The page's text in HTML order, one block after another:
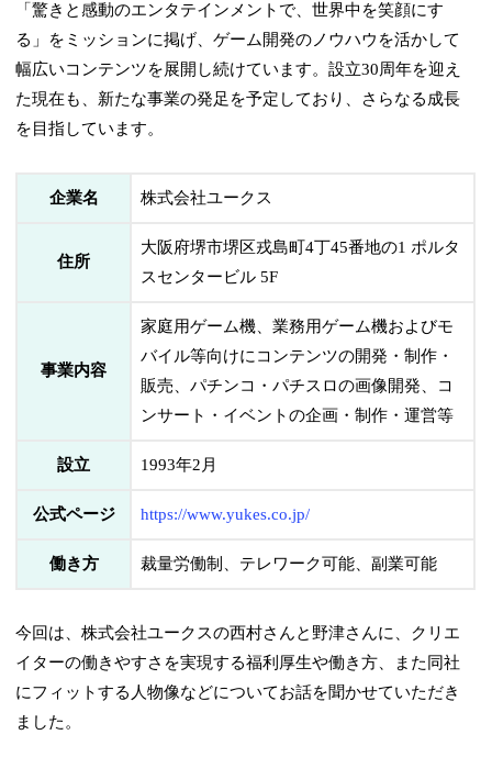
「驚きと感動のエンタテインメントで、世界中を笑顔にす
る」をミッションに掲げ、ゲーム開発のノウハウを活かして
幅広いコンテンツを展開し続けています。設立30周年を迎え
た現在も、新たな事業の発足を予定しており、さらなる成長
を目指しています。
企業名 株式会社ユークス
住所
大阪府堺市堺区戎島町4丁45番地の1 ポルタ
スセンタービル 5F
事業内容
家庭用ゲーム機、業務用ゲーム機およびモ
バイル等向けにコンテンツの開発・制作・
販売、パチンコ・パチスロの画像開発、コ
ンサート・イベントの企画・制作・運営等
設立 1993年2月
公式ページ https://www.yukes.co.jp/
働き方 裁量労働制、テレワーク可能、副業可能
今回は、株式会社ユークスの西村さんと野津さんに、クリエ
イターの働きやすさを実現する福利厚生や働き方、また同社
にフィットする人物像などについてお話を聞かせていただき
ました。